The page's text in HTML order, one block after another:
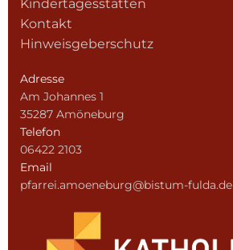
Kindertagesstätten
Kontakt
Hinweisgeberschutz
Adresse
Am Johannes 1
35287 Amöneburg
Telefon
06422 2103
Email
pfarrei.amoeneburg@bistum-fulda.de